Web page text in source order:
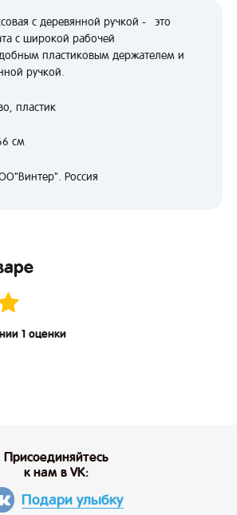
с деревянной ручкой - это
с широкой рабочей
пластиковым держателем и
ручкой.
пластик
см
Россия
1 оценки
Присоединяйтесь
к нам в VK:
Подари улыбку